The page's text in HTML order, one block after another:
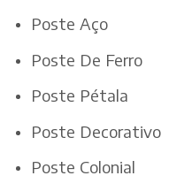
Poste Aço
Poste De Ferro
Poste Pétala
Poste Decorativo
Poste Colonial